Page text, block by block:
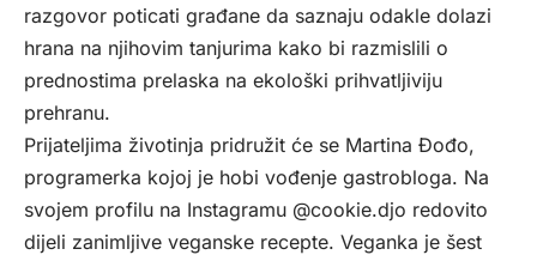
razgovor poticati građane da saznaju odakle dolazi
hrana na njihovim tanjurima kako bi razmislili o
prednostima prelaska na ekološki prihvatljiviju
prehranu.
Prijateljima životinja pridružit će se Martina Đođo,
programerka kojoj je hobi vođenje gastrobloga. Na
svojem profilu na Instagramu @cookie.djo redovito
dijeli zanimljive veganske recepte. Veganka je šest